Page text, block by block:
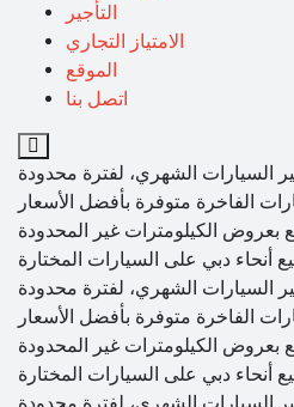
التأجير
الامتياز التجاري
الموقع
اتصل بنا